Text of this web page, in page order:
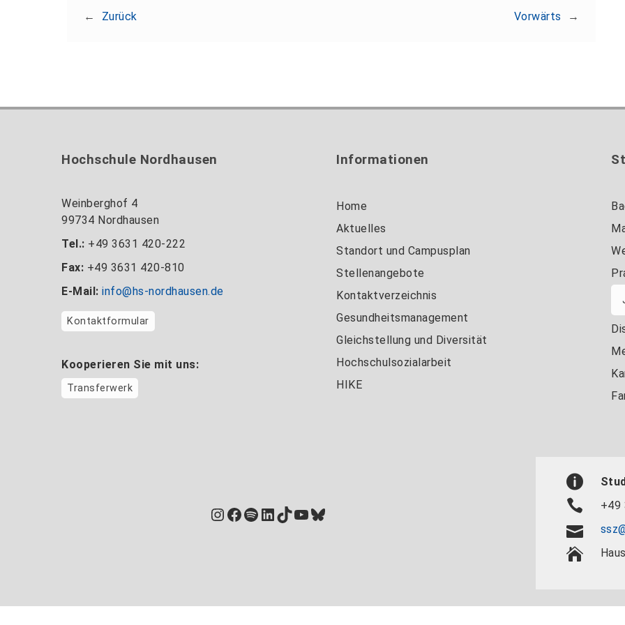
← Zurück Vorwärts →
Hochschule Nordhausen
Weinberghof 4
99734 Nordhausen
Tel.: +49 3631 420-222
Fax: +49 3631 420-810
E-Mail: info@hs-nordhausen.de
Kontaktformular
Kooperieren Sie mit uns:
Transferwerk
Informationen
Home
Aktuelles
Standort und Campusplan
Stellenangebote
Kontaktverzeichnis
Gesundheitsmanagement
Gleichstellung und Diversität
Hochschulsozialarbeit
HIKE
Instagram
Facebook
Spotify
LinkedIn
TikTok
YouTube
Bluesky
+49